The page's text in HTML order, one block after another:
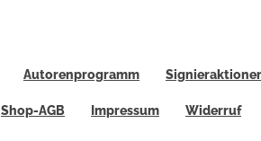
Autorenprogramm
Shop-AGB Impressum Widerruf